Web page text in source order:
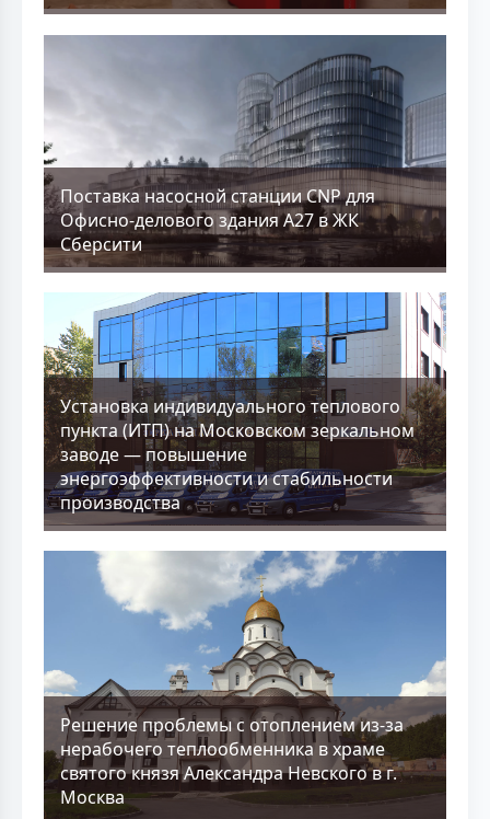
Поставка насосной станции CNP для
Офисно-делового здания А27 в ЖК
Сберсити
Установка индивидуального теплового
пункта (ИТП) на Московском зеркальном
заводе — повышение
энергоэффективности и стабильности
производства
Решение проблемы с отоплением из-за
нерабочего теплообменника в храме
святого князя Александра Невского в г.
Москва